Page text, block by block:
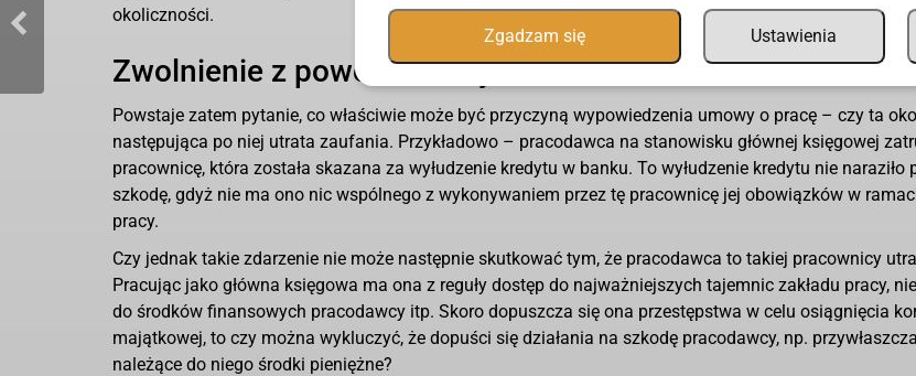
okoliczności.
Zwolnienie z powodu utraty zaufania
Powstaje zatem pytanie, co właściwie może być przyczyną wypowiedzenia umowy o pracę – czy ta
następująca po niej utrata zaufania. Przykładowo – pracodawca na stanowisku głównej księgowej
pracownicę, która została skazana za wyłudzenie kredytu w banku. To wyłudzenie kredytu nie naraziło
szkodę, gdyż nie ma ono nic wspólnego z wykonywaniem przez tę pracownicę jej obowiązków w
pracy.
Czy jednak takie zdarzenie nie może następnie skutkować tym, że pracodawca to takiej pracownicy
Pracując jako główna księgowa ma ona z reguły dostęp do najważniejszych tajemnic zakładu pracy,
do środków finansowych pracodawcy itp. Skoro dopuszcza się ona przestępstwa w celu osiągnięcia
majątkowej, to czy można wykluczyć, że dopuści się działania na szkodę pracodawcy, np.
należące do niego środki pieniężne?
Zgadzam się Ustawienia